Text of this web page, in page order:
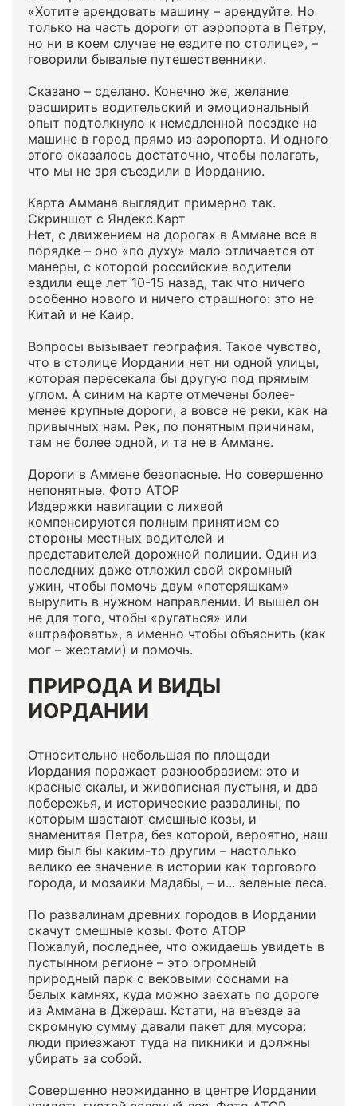
«Хотите арендовать машину – арендуйте. Но
только на часть дороги от аэропорта в Петру,
но ни в коем случае не ездите по столице», –
говорили бывалые путешественники.
Сказано – сделано. Конечно же, желание
расширить водительский и эмоциональный
опыт подтолкнуло к немедленной поездке на
машине в город прямо из аэропорта. И одного
этого оказалось достаточно, чтобы полагать,
что мы не зря съездили в Иорданию.
Карта Аммана выглядит примерно так.
Скриншот с Яндекс.Карт
Нет, с движением на дорогах в Аммане все в
порядке – оно «по духу» мало отличается от
манеры, с которой российские водители
ездили еще лет 10-15 назад, так что ничего
особенно нового и ничего страшного: это не
Китай и не Каир.
Вопросы вызывает география. Такое чувство,
что в столице Иордании нет ни одной улицы,
которая пересекала бы другую под прямым
углом. А синим на карте отмечены более-
менее крупные дороги, а вовсе не реки, как на
привычных нам. Рек, по понятным причинам,
там не более одной, и та не в Аммане.
Дороги в Аммене безопасные. Но совершенно
непонятные. Фото АТОР
Издержки навигации с лихвой
компенсируются полным принятием со
стороны местных водителей и
представителей дорожной полиции. Один из
последних даже отложил свой скромный
ужин, чтобы помочь двум «потеряшкам»
вырулить в нужном направлении. И вышел он
не для того, чтобы «ругаться» или
«штрафовать», а именно чтобы объяснить (как
мог – жестами) и помочь.
ПРИРОДА И ВИДЫ
ИОРДАНИИ
Относительно небольшая по площади
Иордания поражает разнообразием: это и
красные скалы, и живописная пустыня, и два
побережья, и исторические развалины, по
которым шастают смешные козы, и
знаменитая Петра, без которой, вероятно, наш
мир был бы каким-то другим – настолько
велико ее значение в истории как торгового
города, и мозаики Мадабы, – и... зеленые леса.
По развалинам древних городов в Иордании
скачут смешные козы. Фото АТОР
Пожалуй, последнее, что ожидаешь увидеть в
пустынном регионе – это огромный
природный парк с вековыми соснами на
белых камнях, куда можно заехать по дороге
из Аммана в Джераш. Кстати, на въезде за
скромную сумму давали пакет для мусора:
люди приезжают туда на пикники и должны
убирать за собой.
Совершенно неожиданно в центре Иордании